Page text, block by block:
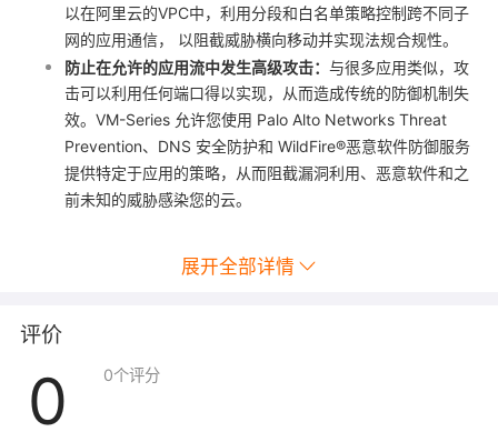
以在阿里云的VPC中，利用分段和白名单策略控制跨不同子
网的应用通信， 以阻截威胁横向移动并实现法规合规性。
防止在允许的应用流中发生高级攻击： 与很多应用类似，攻
击可以利用任何端口得以实现，从而造成传统的防御机制失
效。VM-Series 允许您使用 Palo Alto Networks Threat
Prevention、DNS 安全防护和 WildFire®恶意软件防御服务
提供特定于应用的策略，从而阻截漏洞利用、恶意软件和之
前未知的威胁感染您的云。
展开全部详情
评价
0 0个评分